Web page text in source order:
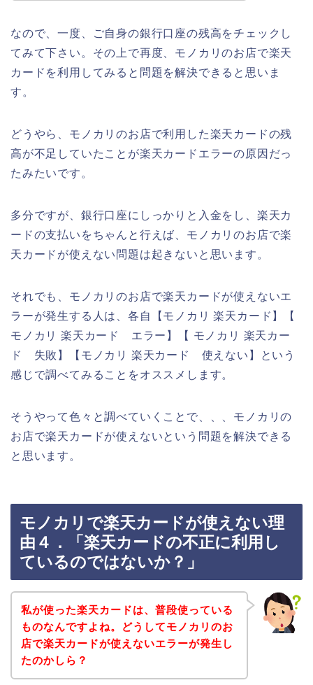
なので、一度、ご自身の銀行口座の残高をチェックし
てみて下さい。その上で再度、モノカリのお店で楽天
カードを利用してみると問題を解決できると思いま
す。
どうやら、モノカリのお店で利用した楽天カードの残
高が不足していたことが楽天カードエラーの原因だっ
たみたいです。
多分ですが、銀行口座にしっかりと入金をし、楽天カ
ードの支払いをちゃんと行えば、モノカリのお店で楽
天カードが使えない問題は起きないと思います。
それでも、モノカリのお店で楽天カードが使えないエ
ラーが発生する人は、各自【モノカリ 楽天カード】【
モノカリ 楽天カード エラー】【 モノカリ 楽天カー
ド 失敗】【モノカリ 楽天カード 使えない】という
感じで調べてみることをオススメします。
そうやって色々と調べていくことで、、、モノカリの
お店で楽天カードが使えないという問題を解決できる
と思います。
モノカリで楽天カードが使えない理
由４．「楽天カードの不正に利用し
ているのではないか？」
私が使った楽天カードは、普段使っている
ものなんですよね。どうしてモノカリのお
店で楽天カードが使えないエラーが発生し
たのかしら？